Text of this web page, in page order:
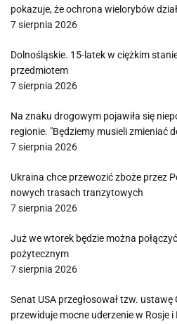
pokazuje, że ochrona wielorybów
7 sierpnia 2026
Dolnośląskie. 15-latek w ciężkim
przedmiotem
7 sierpnia 2026
Na znaku drogowym pojawiła się
regionie. "Będziemy musieli zmieniać
7 sierpnia 2026
Ukraina chce przewozić zboże przez
nowych trasach tranzytowych
7 sierpnia 2026
Już we wtorek będzie można
pożytecznym
7 sierpnia 2026
Senat USA przegłosował tzw.
przewiduje mocne uderzenie w Rosje i